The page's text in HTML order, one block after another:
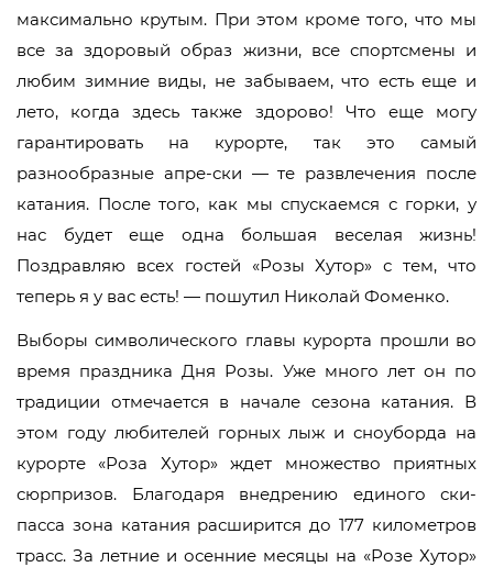
максимально крутым. При этом кроме того, что мы
все за здоровый образ жизни, все спортсмены и
любим зимние виды, не забываем, что есть еще и
лето, когда здесь также здорово! Что еще могу
гарантировать на курорте, так это самый
разнообразные апре-ски — те развлечения после
катания. После того, как мы спускаемся с горки, у
нас будет еще одна большая веселая жизнь!
Поздравляю всех гостей «Розы Хутор» с тем, что
теперь я у вас есть! — пошутил Николай Фоменко.
Выборы символического главы курорта прошли во
время праздника Дня Розы. Уже много лет он по
традиции отмечается в начале сезона катания. В
этом году любителей горных лыж и сноуборда на
курорте «Роза Хутор» ждет множество приятных
сюрпризов. Благодаря внедрению единого ски-
пасса зона катания расширится до 177 километров
трасс. За летние и осенние месяцы на «Розе Хутор»